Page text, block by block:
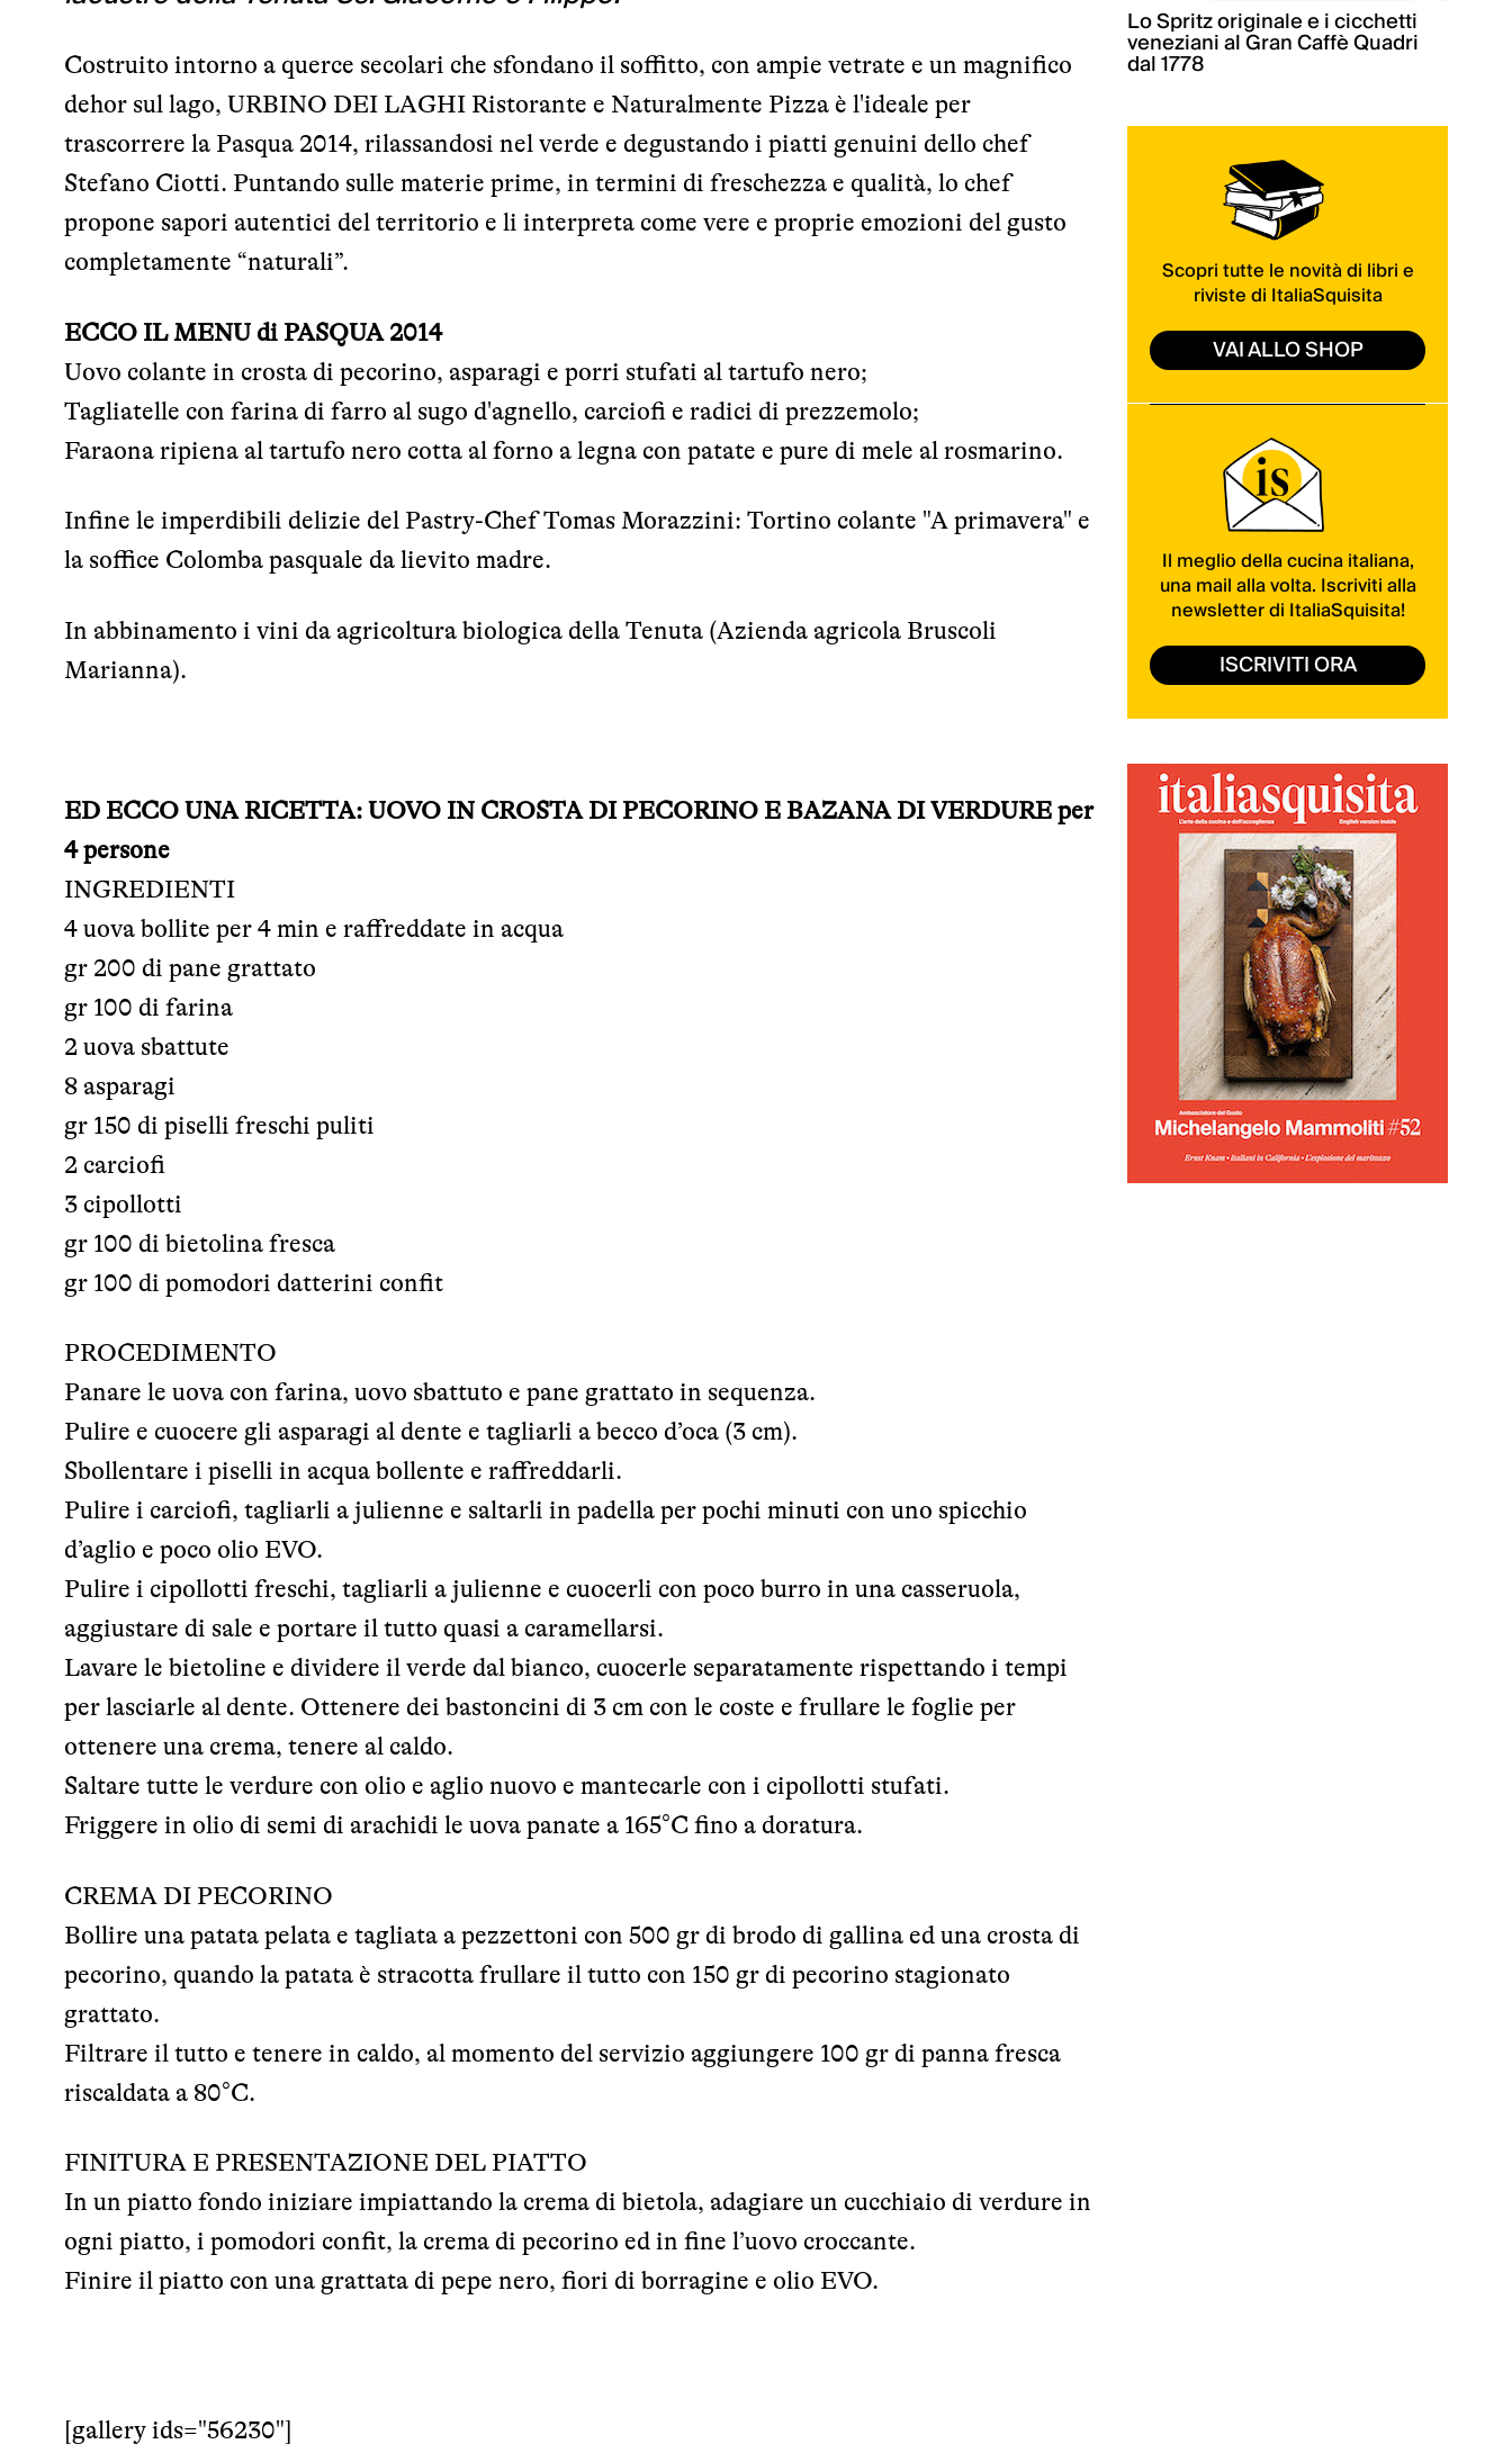
Costruito intorno a querce secolari che sfondano il soffitto, con ampie vetrate e un magnifico
dehor sul lago, URBINO DEI LAGHI Ristorante e Naturalmente Pizza è l'ideale per
trascorrere la Pasqua 2014, rilassandosi nel verde e degustando i piatti genuini dello chef
Stefano Ciotti. Puntando sulle materie prime, in termini di freschezza e qualità, lo chef
propone sapori autentici del territorio e li interpreta come vere e proprie emozioni del gusto
completamente “naturali”.
ECCO IL MENU di PASQUA 2014
Uovo colante in crosta di pecorino, asparagi e porri stufati al tartufo nero;
Tagliatelle con farina di farro al sugo d'agnello, carciofi e radici di prezzemolo;
Faraona ripiena al tartufo nero cotta al forno a legna con patate e pure di mele al rosmarino.
Infine le imperdibili delizie del Pastry-Chef Tomas Morazzini: Tortino colante "A primavera" e
la soffice Colomba pasquale da lievito madre.
In abbinamento i vini da agricoltura biologica della Tenuta (Azienda agricola Bruscoli
Marianna).
ED ECCO UNA RICETTA: UOVO IN CROSTA DI PECORINO E BAZANA DI VERDURE per
4 persone
INGREDIENTI
4 uova bollite per 4 min e raffreddate in acqua
gr 200 di pane grattato
gr 100 di farina
2 uova sbattute
8 asparagi
gr 150 di piselli freschi puliti
2 carciofi
3 cipollotti
gr 100 di bietolina fresca
gr 100 di pomodori datterini confit
PROCEDIMENTO
Panare le uova con farina, uovo sbattuto e pane grattato in sequenza.
Pulire e cuocere gli asparagi al dente e tagliarli a becco d’oca (3 cm).
Sbollentare i piselli in acqua bollente e raffreddarli.
Pulire i carciofi, tagliarli a julienne e saltarli in padella per pochi minuti con uno spicchio
d’aglio e poco olio EVO.
Pulire i cipollotti freschi, tagliarli a julienne e cuocerli con poco burro in una casseruola,
aggiustare di sale e portare il tutto quasi a caramellarsi.
Lavare le bietoline e dividere il verde dal bianco, cuocerle separatamente rispettando i tempi
per lasciarle al dente. Ottenere dei bastoncini di 3 cm con le coste e frullare le foglie per
ottenere una crema, tenere al caldo.
Saltare tutte le verdure con olio e aglio nuovo e mantecarle con i cipollotti stufati.
Friggere in olio di semi di arachidi le uova panate a 165°C fino a doratura.
CREMA DI PECORINO
Bollire una patata pelata e tagliata a pezzettoni con 500 gr di brodo di gallina ed una crosta di
pecorino, quando la patata è stracotta frullare il tutto con 150 gr di pecorino stagionato
grattato.
Filtrare il tutto e tenere in caldo, al momento del servizio aggiungere 100 gr di panna fresca
riscaldata a 80°C.
FINITURA E PRESENTAZIONE DEL PIATTO
In un piatto fondo iniziare impiattando la crema di bietola, adagiare un cucchiaio di verdure in
ogni piatto, i pomodori confit, la crema di pecorino ed in fine l’uovo croccante.
Finire il piatto con una grattata di pepe nero, fiori di borragine e olio EVO.
[gallery ids="56230"]
Lo Spritz originale e i cicchetti
veneziani al Gran Caffè Quadri
dal 1778
Scopri tutte le novità di libri e
riviste di ItaliaSquisita
VAI ALLO SHOP
Il meglio della cucina italiana,
una mail alla volta. Iscriviti alla
newsletter di ItaliaSquisita!
ISCRIVITI ORA